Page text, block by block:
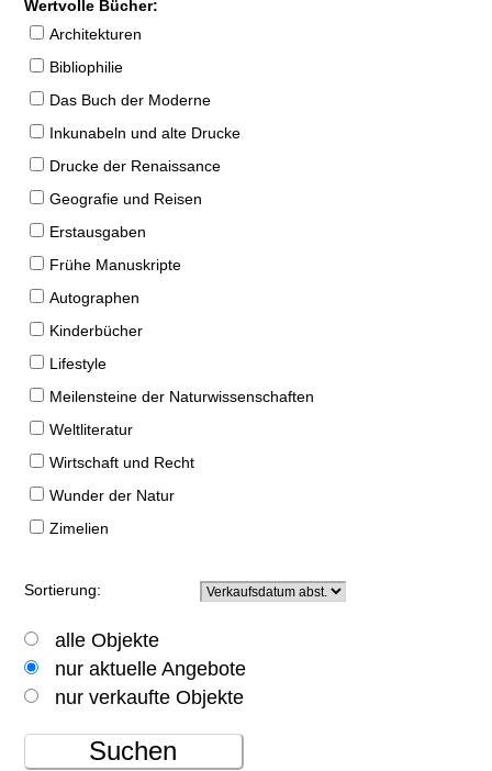
Wertvolle Bücher:
Architekturen
Bibliophilie
Das Buch der Moderne
Inkunabeln und alte Drucke
Drucke der Renaissance
Geografie und Reisen
Erstausgaben
Frühe Manuskripte
Autographen
Kinderbücher
Lifestyle
Meilensteine der Naturwissenschaften
Weltliteratur
Wirtschaft und Recht
Wunder der Natur
Zimelien
Sortierung:
alle Objekte
nur aktuelle Angebote
nur verkaufte Objekte
Suchen